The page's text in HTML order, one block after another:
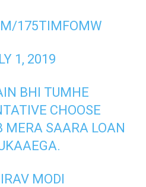
175TIMFOMW
1, 2019
BHI TUMHE
CHOOSE
MERA SAARA LOAN
MODI